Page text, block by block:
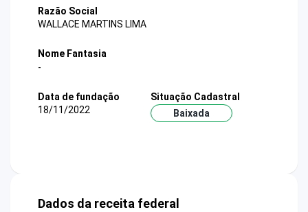
Razão Social
WALLACE MARTINS LIMA
Nome Fantasia
-
Data de fundação
18/11/2022
Situação Cadastral
Baixada
Dados da receita federal